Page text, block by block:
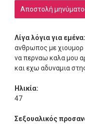
Αποστολή
Λίγα λόγια για εμένα:
ανθρωπος με
να περναω καλα μου
και εχω αδυναμια
Ηλικία:
47
Σεξουαλικός